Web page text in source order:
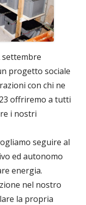
progetto sociale
con chi ne
offriremo a tutti
i nostri
seguire al
ed autonomo
energia.
nel nostro
la propria